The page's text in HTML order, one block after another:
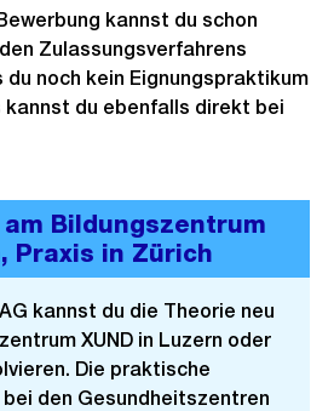
kannst du schon
Zulassungsverfahrens
du noch kein Eignungspraktikum
kannst du ebenfalls direkt bei
Bildungszentrum
Praxis in Zürich
kannst du die Theorie neu
XUND in Luzern oder
Die praktische
den Gesundheitszentren